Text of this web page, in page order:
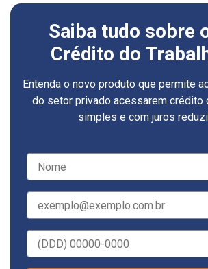
Saiba tudo sobre
Crédito do
Entenda o novo produto que permite
do setor privado acessarem crédito
simples e com juros